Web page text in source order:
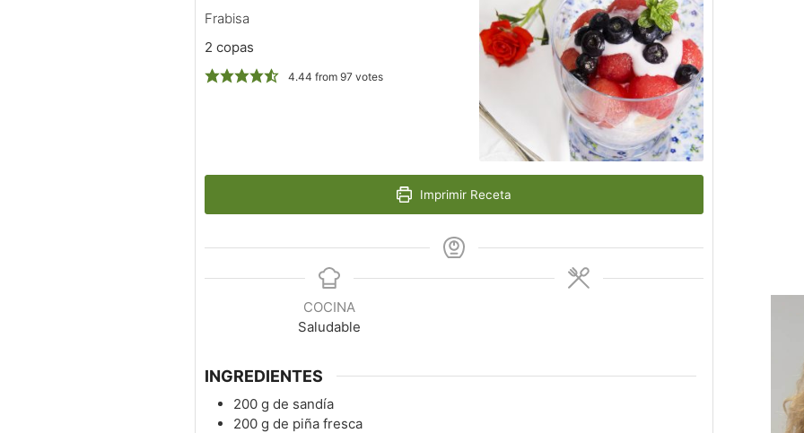
Frabisa
2 copas
4.44 from 97 votes
Imprimir Receta
COCINA
Saludable
INGREDIENTES
200 g de sandía
200 g de piña fresca